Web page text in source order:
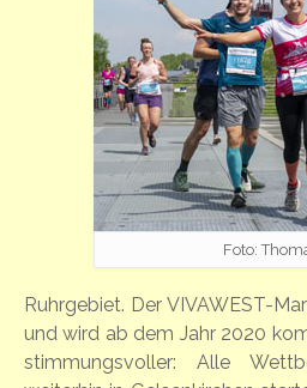
Foto:
Ruhrgebiet. Der VIVAWEST-
und wird ab dem Jahr 2020
stimmungsvoller: Alle